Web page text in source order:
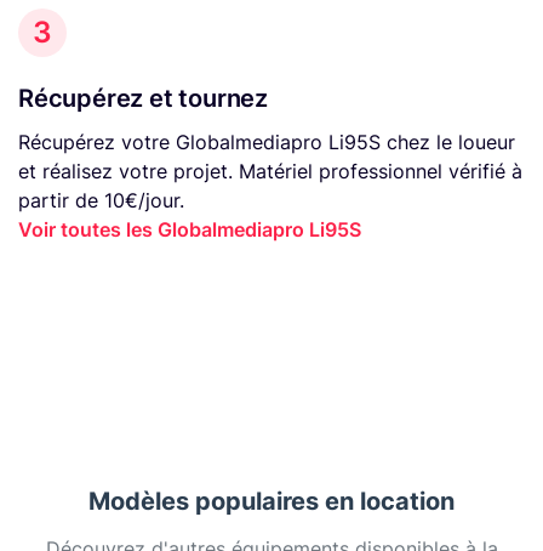
3
Récupérez et tournez
Récupérez votre Globalmediapro Li95S chez le loueur
et réalisez votre projet. Matériel professionnel vérifié à
partir de 10€/jour.
Voir toutes les Globalmediapro Li95S
Modèles populaires en location